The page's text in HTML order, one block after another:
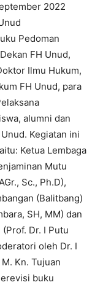
2022
Pedoman
FH Unud,
Ilmu Hukum,
FH Unud, para
alumni dan
Kegiatan ini
Ketua Lembaga
Mutu
Sc., Ph.D),
(Balitbang)
SH, MM) dan
Dr. I Putu
oleh Dr. I
Kn. Tujuan
buku